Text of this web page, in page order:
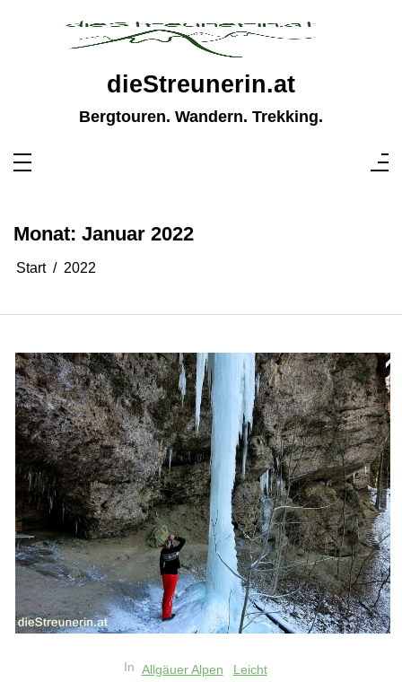
dieStreunerin.at
Bergtouren. Wandern. Trekking.
Monat: Januar 2022
Start 2022
In Allgäuer Alpen Leicht